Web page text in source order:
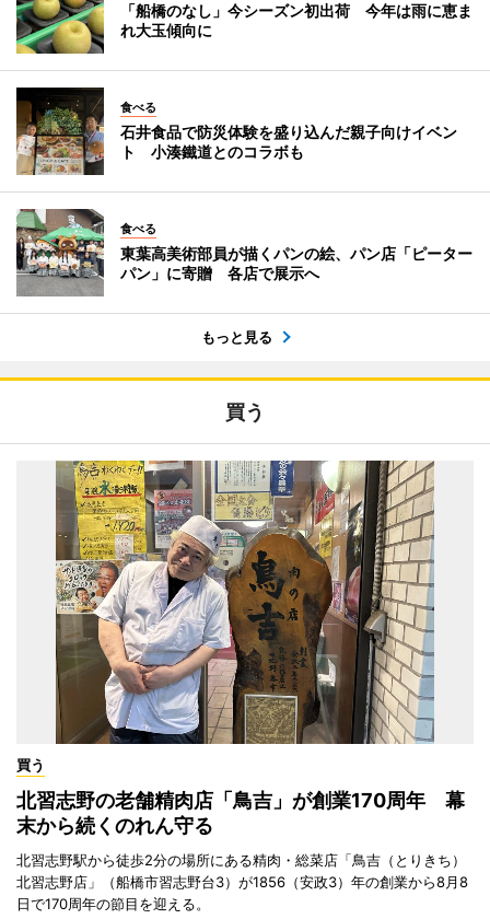
「船橋のなし」今シーズン初出荷 今年は雨に恵ま
れ大玉傾向に
食べる
石井食品で防災体験を盛り込んだ親子向けイベン
ト 小湊鐵道とのコラボも
食べる
東葉高美術部員が描くパンの絵、パン店「ピーター
パン」に寄贈 各店で展示へ
もっと見る
買う
買う
北習志野の老舗精肉店「鳥吉」が創業170周年 幕
末から続くのれん守る
北習志野駅から徒歩2分の場所にある精肉・総菜店「鳥吉（とりきち）
北習志野店」（船橋市習志野台3）が1856（安政3）年の創業から8月8
日で170周年の節目を迎える。